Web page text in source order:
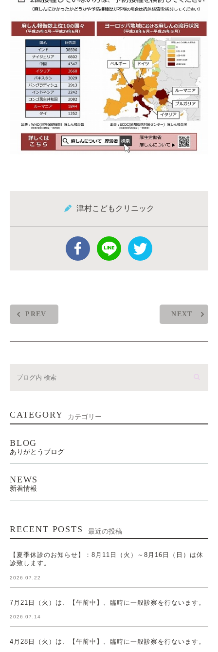
津村こどもクリニック
PREV NEXT
CATEGORY カテゴリー
BLOG
ありがとうブログ
NEWS
新着情報
RECENT POSTS 最近の投稿
【夏季休診のお知らせ】：8月11日（火）～8月16日（日）は休
診致します。
2026.07.22
7月21日（火）は、【午前中】、臨時に一般診察を行ないます。
2026.07.14
4月28日（火）は、【午前中】、臨時に一般診察を行ないます。